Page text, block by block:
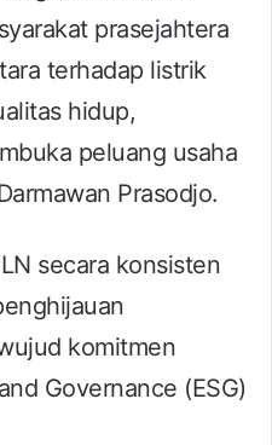
prasejahtera
terhadap listrik
hidup,
peluang usaha
Prasodjo.
secara konsisten
komitmen
Governance (ESG)